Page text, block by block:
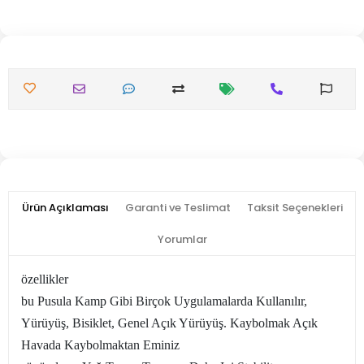
Ürün Açıklaması Garanti ve Teslimat Taksit Seçenekleri
Yorumlar
özellikler
bu Pusula Kamp Gibi Birçok Uygulamalarda Kullanılır,
Yürüyüş, Bisiklet, Genel Açık Yürüyüş. Kaybolmak Açık
Havada Kaybolmaktan Eminiz